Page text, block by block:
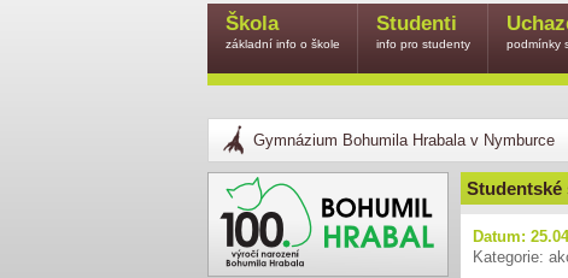
Gymnázium Bohumila Hrabala v Nymburce
Studentské
Datum:
Kategorie:
Škola
základní info o škole
Studenti
info pro studenty podmínky